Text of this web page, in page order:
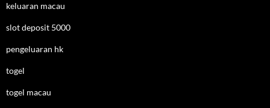
keluaran macau
slot deposit 5000
pengeluaran hk
togel
togel macau